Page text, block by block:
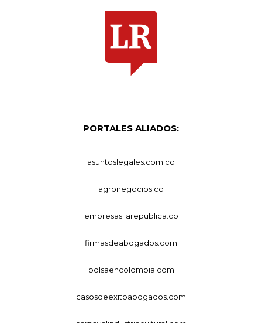
PORTALES ALIADOS:
asuntoslegales.com.co
agronegocios.co
empresas.larepublica.co
firmasdeabogados.com
bolsaencolombia.com
casosdeexitoabogados.com